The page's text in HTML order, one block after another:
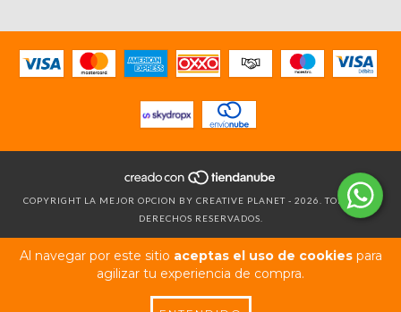
Al navegar por este sitio aceptas el uso de cookiespara
agilizar tu experiencia de compra.
COPYRIGHT LA MEJOR OPCION BY CREATIVE PLANET - 2026. TODOS LOS
DERECHOS RESERVADOS.